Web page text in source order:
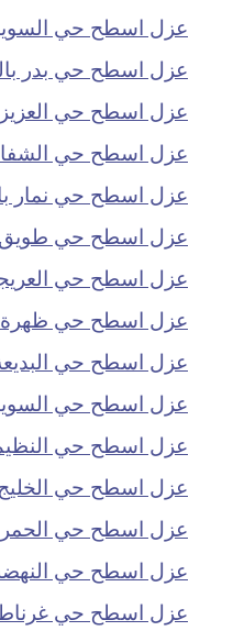
عزل اسطح حي
عزل اسطح حي بدر
عزل اسطح حي
عزل اسطح حي الشفا
عزل اسطح حي نمار
عزل اسطح حي طويق
عزل اسطح حي
عزل اسطح حي ظهرة
عزل اسطح حي
عزل اسطح حي
عزل اسطح حي
عزل اسطح حي الخليج
عزل اسطح حي
عزل اسطح حي
عزل اسطح حي